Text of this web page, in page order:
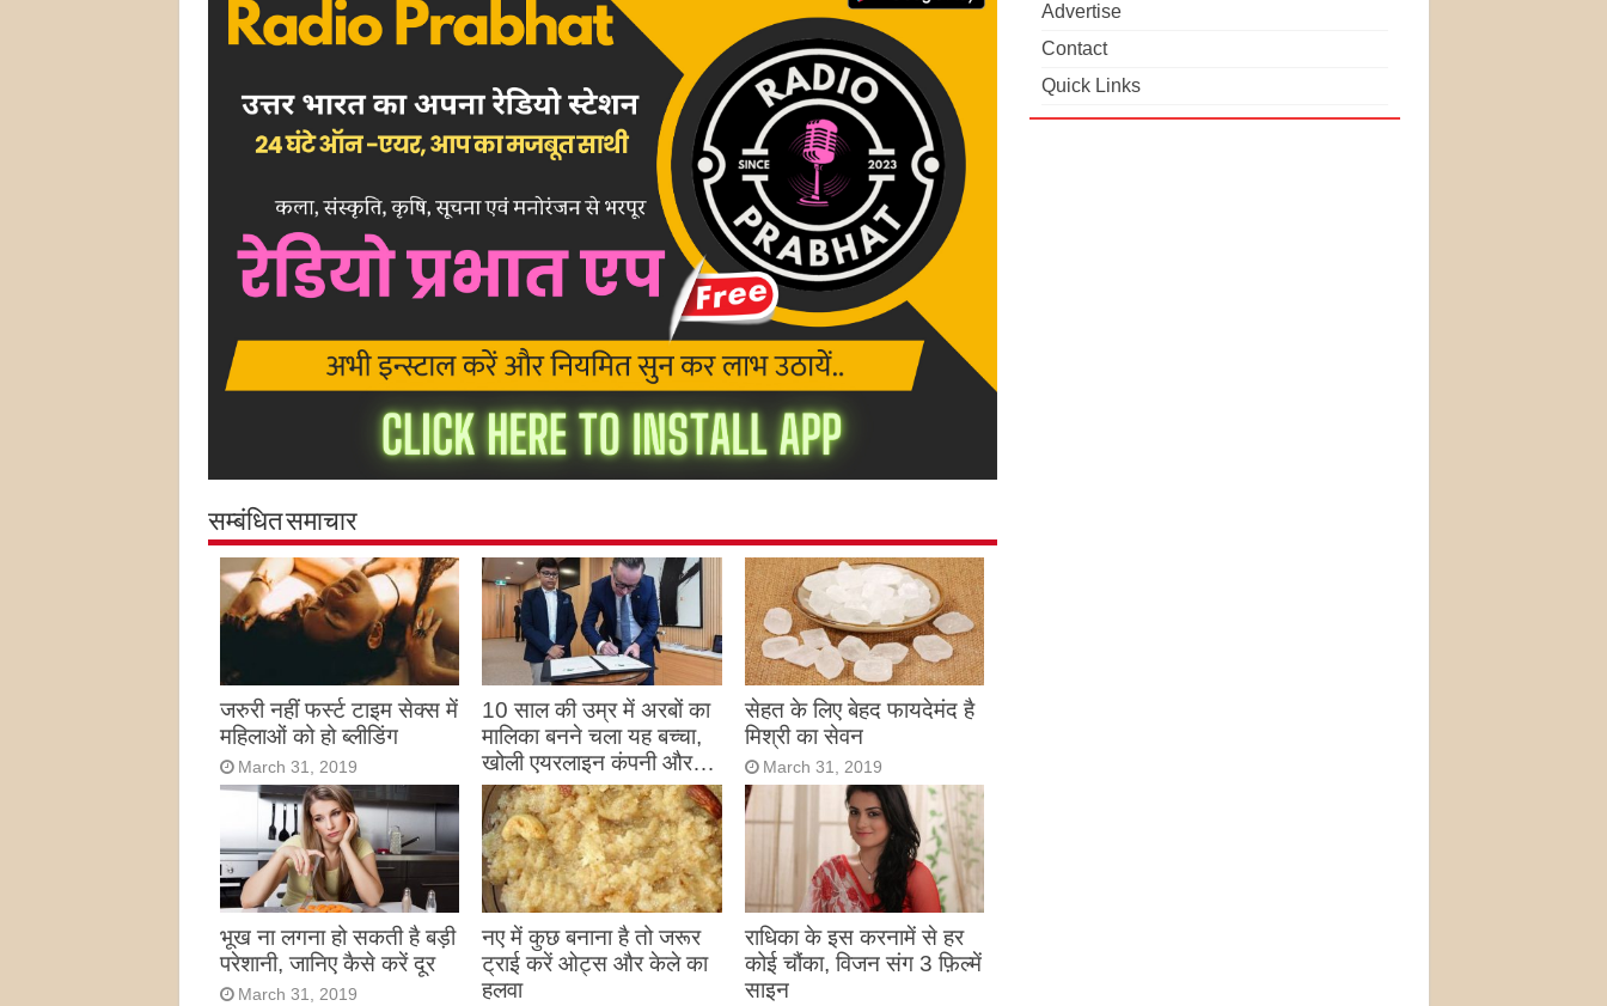
सम्बंधित समाचार
जरुरी नहीं फर्स्ट टाइम सेक्स में
महिलाओं को हो ब्लीडिंग
March 31, 2019
10 साल की उम्र में अरबों का
मालिका बनने चला यह बच्चा,
खोली एयरलाइन कंपनी और…
March 31, 2019
सेहत के लिए बेहद फायदेमंद है
मिश्री का सेवन
March 31, 2019
भूख ना लगना हो सकती है बड़ी
परेशानी, जानिए कैसे करें दूर
March 31, 2019
नए में कुछ बनाना है तो जरूर
ट्राई करें ओट्स और केले का
हलवा
राधिका के इस करनामें से हर
कोई चौंका, विजन संग 3 फ़िल्में
साइन
Advertise
Contact
Quick Links